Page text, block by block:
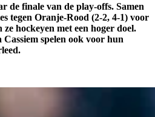
de finale van de play-offs. Samen
tegen Oranje-Rood (2-2, 4-1) voor
ze hockeyen met een hoger doel.
spelen ook voor hun